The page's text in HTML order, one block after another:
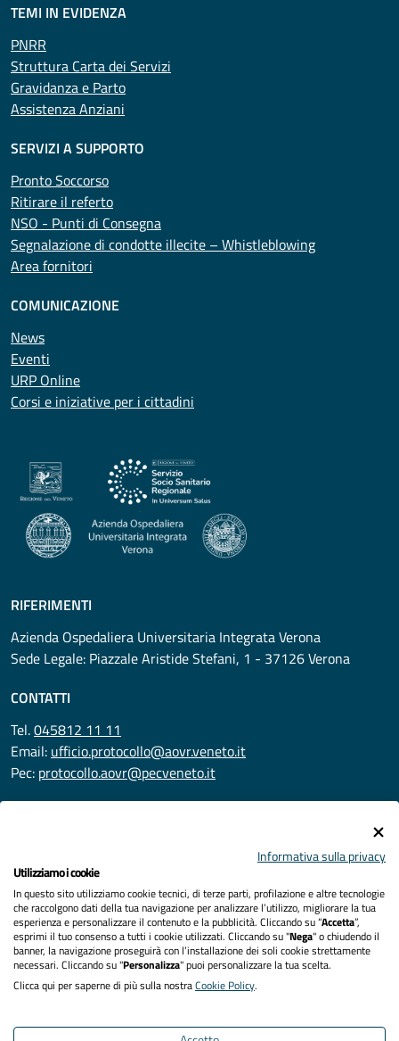
TEMI IN EVIDENZA
PNRR
Struttura Carta dei Servizi
Gravidanza e Parto
Assistenza Anziani
SERVIZI A SUPPORTO
Pronto Soccorso
Ritirare il referto
NSO - Punti di Consegna
Segnalazione di condotte illecite – Whistleblowing
Area fornitori
COMUNICAZIONE
News
Eventi
URP Online
Corsi e iniziative per i cittadini
RIFERIMENTI
Azienda Ospedaliera Universitaria Integrata Verona
Sede Legale: Piazzale Aristide Stefani, 1 - 37126 Verona
CONTATTI
Tel.045812 11 11
Email: ufficio.protocollo@aovr.veneto.it
Pec: protocollo.aovr@pecveneto.it
Privacy
Accessibilità
Note legali
Informativa sulla privacy
Utilizziamo i cookie
In questo sito utilizziamo cookie tecnici, di terze parti, profilazione e altre tecnologie
che raccolgono dati della tua navigazione per analizzare l’utilizzo, migliorare la tua
esperienza e personalizzare il contenuto e la pubblicità. Cliccando su “Accetta”,
esprimi il tuo consenso a tutti i cookie utilizzati. Cliccando su "Nega" o chiudendo il
banner, la navigazione proseguirà con l’installazione dei soli cookie strettamente
necessari. Cliccando su "Personalizza" puoi personalizzare la tua scelta.
Clicca qui per saperne di più sulla nostraCookie Policy.